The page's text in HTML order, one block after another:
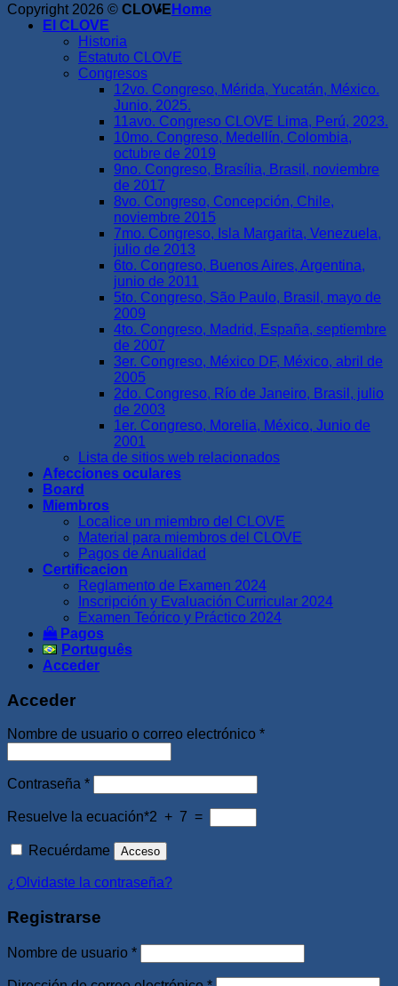
Copyright 2026 © CLOVE Home
El CLOVE
Historia
Estatuto CLOVE
Congresos
12vo. Congreso, Mérida, Yucatán, México.
Junio, 2025.
11avo. Congreso CLOVE Lima, Perú, 2023.
10mo. Congreso, Medellín, Colombia,
octubre de 2019
9no. Congreso, Brasília, Brasil, noviembre
de 2017
8vo. Congreso, Concepción, Chile,
noviembre 2015
7mo. Congreso, Isla Margarita, Venezuela,
julio de 2013
6to. Congreso, Buenos Aires, Argentina,
junio de 2011
5to. Congreso, São Paulo, Brasil, mayo de
2009
4to. Congreso, Madrid, España, septiembre
de 2007
3er. Congreso, México DF, México, abril de
2005
2do. Congreso, Río de Janeiro, Brasil, julio
de 2003
1er. Congreso, Morelia, México, Junio de
2001
Lista de sitios web relacionados
Afecciones oculares
Board
Miembros
Localice un miembro del CLOVE
Material para miembros del CLOVE
Pagos de Anualidad
Certificacion
Reglamento de Examen 2024
Inscripción y Evaluación Curricular 2024
Examen Teórico y Práctico 2024
Pagos
Português
Acceder
Acceder
Nombre de usuario o correo electrónico *Obligatorio
Contraseña *Obligatorio
Resuelve la ecuación*2 + 7 =
Recuérdame Acceso
¿Olvidaste la contraseña?
Registrarse
Nombre de usuario *Obligatorio